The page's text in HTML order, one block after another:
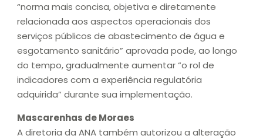
“norma mais concisa, objetiva e diretamente
relacionada aos aspectos operacionais dos
serviços públicos de abastecimento de água e
esgotamento sanitário” aprovada pode, ao longo
do tempo, gradualmente aumentar “o rol de
indicadores com a experiência regulatória
adquirida” durante sua implementação.
Mascarenhas de Moraes
A diretoria da ANA também autorizou a alteração